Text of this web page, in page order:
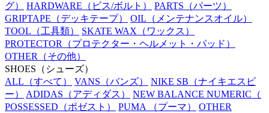
グ）
HARDWARE （ビス/ボルト） PARTS （パーツ）
GRIPTAPE （デッキテープ） OIL （メンテナンスオイル）
TOOL （工具類） SKATE WAX （ワックス）
PROTECTOR （プロテクター・ヘルメット・パッド）
OTHER （その他）
SHOES （シューズ）
ALL （すべて） VANS （バンズ） NIKE SB （ナイキエスビ
ー）
ADIDAS （アディダス） NEW BALANCE NUMERIC （
POSSESSED （ポゼスト） PUMA （プーマ）
OTHER